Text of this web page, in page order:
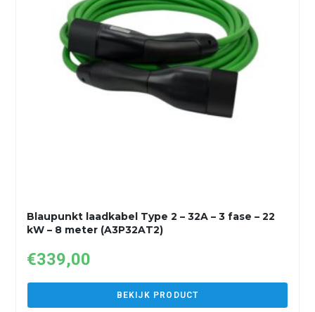
Blaupunkt laadkabel Type 2 – 32A – 3 fase – 22
kW – 8 meter (A3P32AT2)
€339,00
BEKIJK PRODUCT